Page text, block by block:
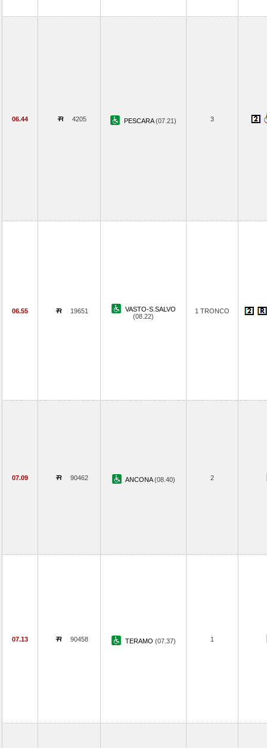
06.44 4205 PESCARA(07.21) 3
06.55 19651
VASTO-S.SALVO
(08.22)
1 TRONCO
07.09 90462 ANCONA(08.40) 2
07.13 90458 TERAMO (07.37) 1